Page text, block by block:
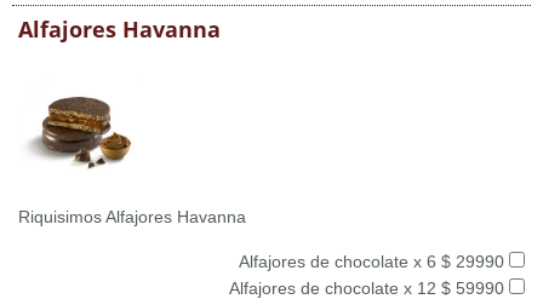
Alfajores Havanna
Riquisimos Alfajores Havanna
Alfajores de chocolate x 6 $ 29990
Alfajores de chocolate x 12 $ 59990